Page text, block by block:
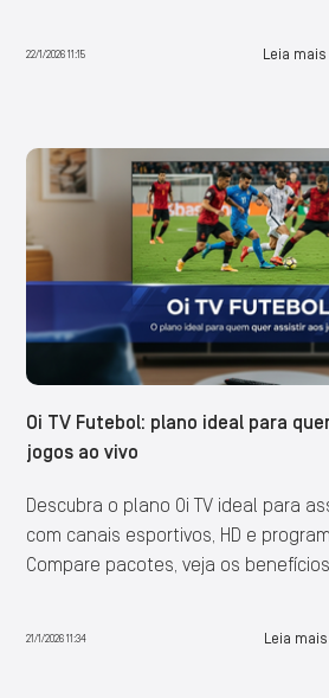
22/1/2026 11:15 Leia mais
Oi TV Futebol: plano ideal para
jogos ao vivo
Descubra o plano Oi TV ideal para
com canais esportivos, HD e
Compare pacotes, veja os
21/1/2026 11:34 Leia mais